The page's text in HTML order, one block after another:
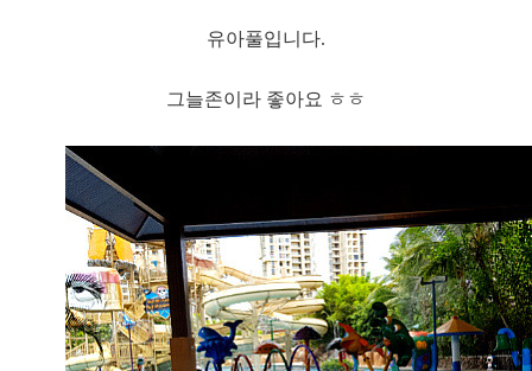
유아풀입니다.
그늘존이라 좋아요 ㅎㅎ